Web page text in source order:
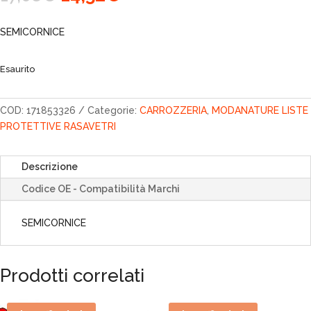
prezzo
originale
era:
SEMICORNICE
Esaurito
COD: 171853326 Categorie: CARROZZERIA MODANATURE LISTE
PROTETTIVE RASAVETRI
Descrizione
Codice OE - Compatibilità Marchi
SEMICORNICE
Prodotti correlati